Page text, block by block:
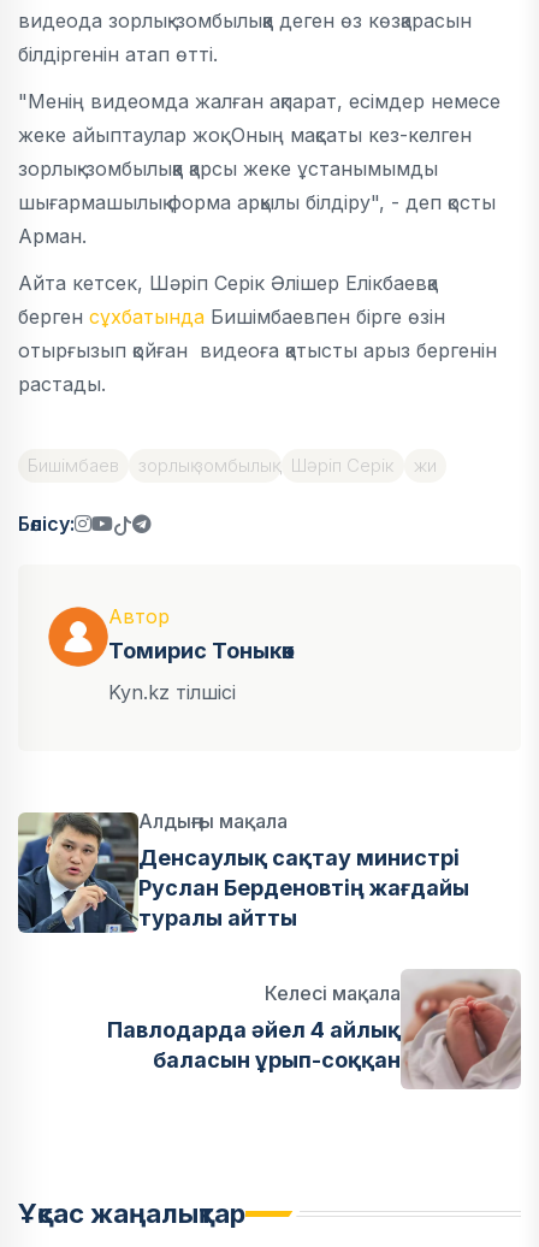
видеода зорлық-зомбылыққа деген өз көзқарасын
білдіргенін атап өтті.
"Менің видеомда жалған ақпарат, есімдер немесе
жеке айыптаулар жоқ. Оның мақсаты кез-келген
зорлық-зомбылыққа қарсы жеке ұстанымымды
шығармашылық форма арқылы білдіру", - деп қосты
Арман.
Айта кетсек, Шәріп Серік Әлішер Елікбаевқа
берген сұхбатында Бишімбаевпен бірге өзін
отырғызып қойған видеоға қатысты арыз бергенін
растады.
Бишімбаев зорлық зомбылық Шәріп Серік жи
Бөлісу:
Автор
Томирис Тоныкөк
Kyn.kz тілшісі
Алдыңғы мақала
Денсаулық сақтау министрі
Руслан Берденовтің жағдайы
туралы айтты
Келесі мақала
Павлодарда әйел 4 айлық
баласын ұрып-соққан
Ұқсас жаңалықтар